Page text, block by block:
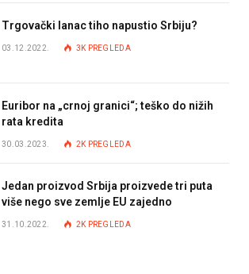
Trgovački lanac tiho napustio Srbiju?
03.12.2022. 3K PREGLEDA
Euribor na „crnoj granici“; teško do nižih
rata kredita
30.03.2023. 2K PREGLEDA
Jedan proizvod Srbija proizvede tri puta
više nego sve zemlje EU zajedno
31.10.2022. 2K PREGLEDA